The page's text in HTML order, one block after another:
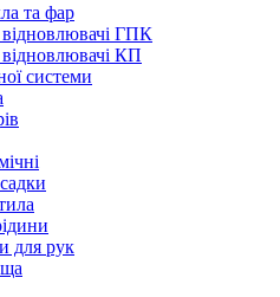
та фар
відновлювачі ГПК
КП
системи
для рук